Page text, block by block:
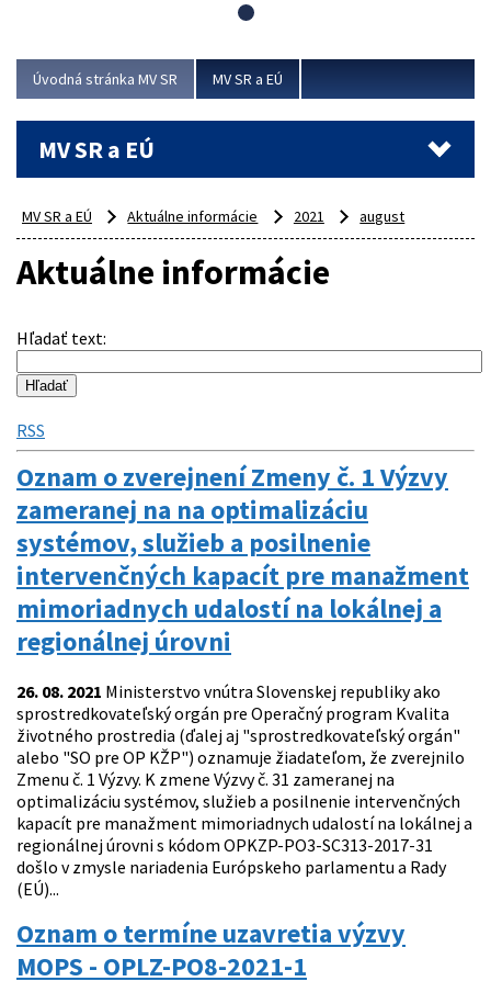
aj interiéru, kde vznikli nové učebne a moderné
Viac
Úvodná stránka MV SR MV SR a EÚ
MV SR a EÚ
MV SR a EÚ Aktuálne informácie 2021 august
Aktuálne informácie
Hľadať text:
RSS
Oznam o zverejnení Zmeny č. 1 Výzvy
zameranej na na optimalizáciu
systémov, služieb a posilnenie
intervenčných kapacít pre manažment
mimoriadnych udalostí na lokálnej a
regionálnej úrovni
26. 08. 2021 Ministerstvo vnútra Slovenskej republiky ako
sprostredkovateľský orgán pre Operačný program Kvalita
životného prostredia (ďalej aj "sprostredkovateľský orgán"
alebo "SO pre OP KŽP") oznamuje žiadateľom, že zverejnilo
Zmenu č. 1 Výzvy. K zmene Výzvy č. 31 zameranej na
optimalizáciu systémov, služieb a posilnenie intervenčných
kapacít pre manažment mimoriadnych udalostí na lokálnej a
regionálnej úrovni s kódom OPKZP-PO3-SC313-2017-31
došlo v zmysle nariadenia Európskeho parlamentu a Rady
(EÚ)...
Oznam o termíne uzavretia výzvy
MOPS - OPLZ-PO8-2021-1